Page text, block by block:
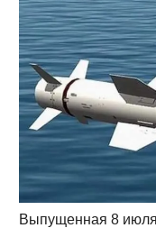
Выпущенная 8